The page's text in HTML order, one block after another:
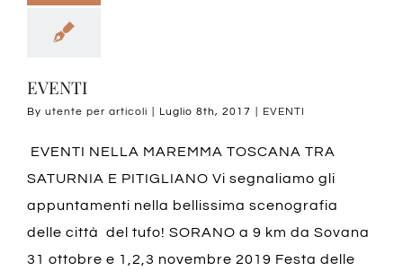
EVENTI
By utente per articoli Luglio 8th, 2017 EVENTI
EVENTI NELLA MAREMMA TOSCANA TRA
SATURNIA E PITIGLIANO Vi segnaliamo gli
appuntamenti nella bellissima scenografia
delle città del tufo! SORANO a 9 km da Sovana
31 ottobre e 1,2,3 novembre 2019 Festa delle